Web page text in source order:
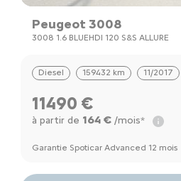
Peugeot 3008
3008 1.6 BLUEHDI 120 S&S ALLURE
Diesel 159432 km 11/2017
11490 €
à partir de 164 €/mois*
Garantie Spoticar Advanced 12 mois